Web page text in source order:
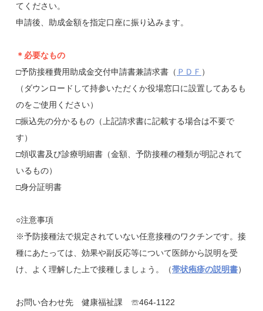
てください。
申請後、助成金額を指定口座に振り込みます。
＊必要なもの
□予防接種費用助成金交付申請書兼請求書（ ＰＤＦ ）
（ダウンロードして持参いただくか役場窓口に設置してあるも
のをご使用ください）
□振込先の分かるもの（上記請求書に記載する場合は不要で
す）
□領収書及び診療明細書（金額、予防接種の種類が明記されて
いるもの）
□身分証明書
○注意事項
※予防接種法で規定されていない任意接種のワクチンです。接
種にあたっては、効果や副反応等について医師から説明を受
け、よく理解した上で接種しましょう。（帯状疱疹の説明書）
お問い合わせ先 健康福祉課 ☏464-1122